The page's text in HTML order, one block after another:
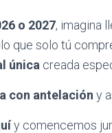
o 2027, imagina
que solo tú
única creada
con antelación y
y comencemos